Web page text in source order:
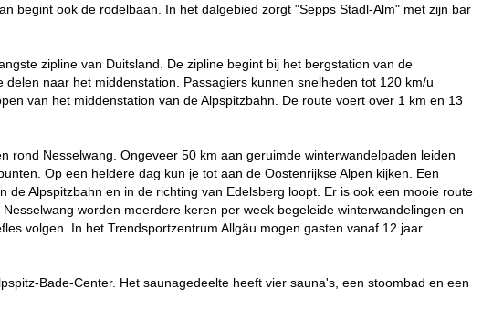
begint ook de rodelbaan. In het dalgebied zorgt "Sepps Stadl-Alm" met zijn bar
zipline van Duitsland. De zipline begint bij het bergstation van de
naar het middenstation. Passagiers kunnen snelheden tot 120 km/u
van het middenstation van de Alpspitzbahn. De route voert over 1 km en 13
Nesselwang. Ongeveer 50 km aan geruimde winterwandelpaden leiden
Op een heldere dag kun je tot aan de Oostenrijkse Alpen kijken. Een
Alpspitzbahn en in de richting van Edelsberg loopt. Er is ook een mooie route
worden meerdere keren per week begeleide winterwandelingen en
volgen. In het Trendsportzentrum Allgäu mogen gasten vanaf 12 jaar
Bade-Center. Het saunagedeelte heeft vier sauna's, een stoombad en een